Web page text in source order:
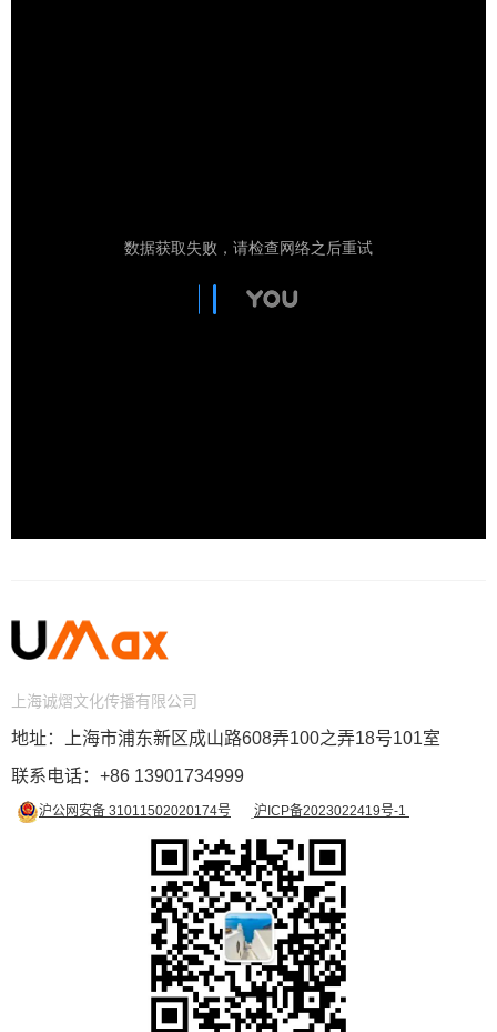
上海诚熠文化传播有限公司
地址：上海市浦东新区成山路608弄100之弄18号101室
联系电话： +86 13901734999
沪公网安备 31011502020174号 沪ICP备2023022419号-1